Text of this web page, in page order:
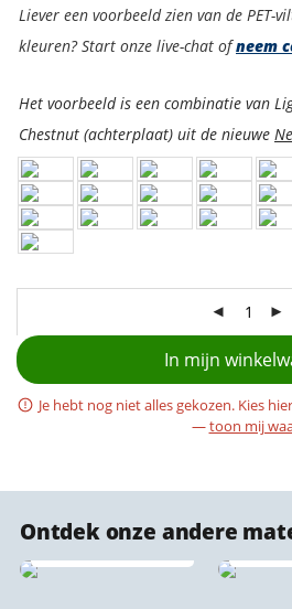
Liever een voorbeeld zien van de PET-
kleuren? Start onze live-chat ofneem
Het voorbeeld is een combinatie van
Chestnut (achterplaat) uit de nieuwe
In mijn
Je hebt nog niet alles gekozen. Kies
—toon mij
Ontdek onze andere
Akoestische
stadsprint